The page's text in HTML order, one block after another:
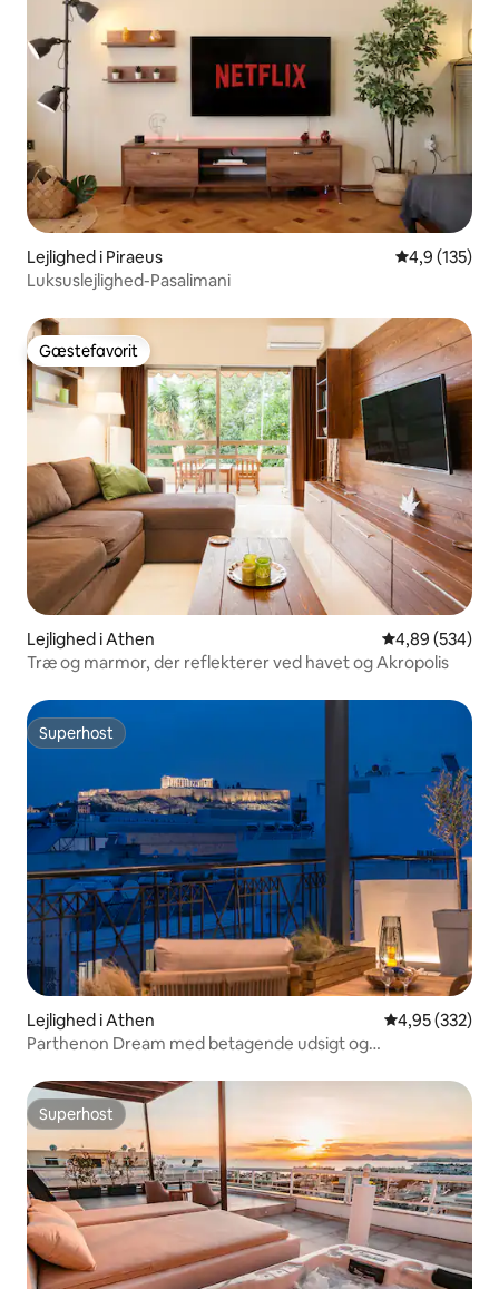
Lejlighed i Piraeus 4,9 ud af 5 i
4,9 (135)
Luksuslejlighed-Pasalimani
Gæstefavorit
Gæstefavorit
Lejlighed i Athen 4,89 ud af 5 i
4,89 (534)
Træ og marmor, der reflekterer ved havet og Akropolis
Superhost
Superhost
Lejlighed i Athen 4,95 ud af 5 i
4,95 (332)
Parthenon Dream med betagende udsigt og
Superhost
Superhost